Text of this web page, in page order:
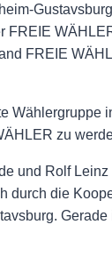
FREIE
FREIE
zu
und Rolf
durch die